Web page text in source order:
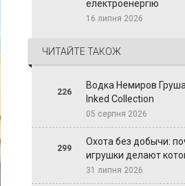
електроенергію
16 липня 2026
ЧИТАЙТЕ ТАКОЖ
226
Водка Немиров
Inked Collection
05 серпня 2026
299
Охота без добычи:
игрушки делают
31 липня 2026